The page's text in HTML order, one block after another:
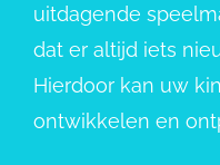
uitdagende
dat er altijd iets
Hierdoor kan uw
ontwikkelen en